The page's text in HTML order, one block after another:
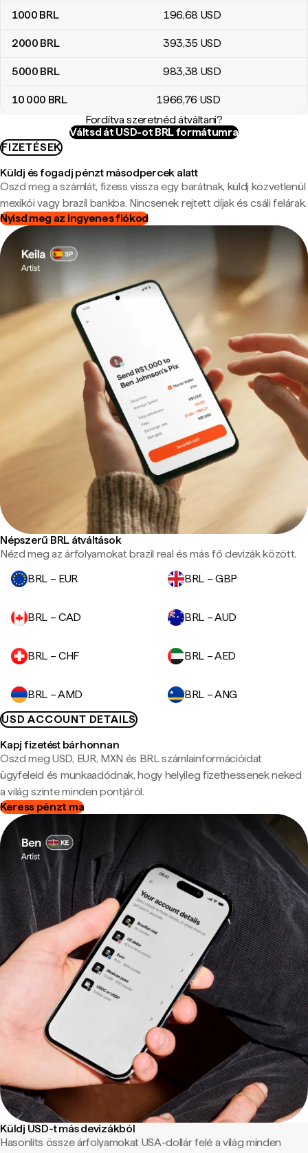
1000 BRL 196,68 USD
2000 BRL 393,35 USD
5000 BRL 983,38 USD
10 000 BRL 1966,76 USD
Fordítva szeretnéd átváltani?
Váltsd át USD-ot BRL formátumra
FIZETÉSEK
Küldj és fogadj pénzt másodpercek alatt
Oszd meg a számlát, fizess vissza egy barátnak, küldj közvetlenül
mexikói vagy brazil bankba. Nincsenek rejtett díjak és csáli felárak.
Nyisd meg az ingyenes fiókod
Népszerű BRL átváltások
Nézd meg az árfolyamokat brazil real és más fő devizák között.
BRL – EUR
BRL – GBP
BRL – CAD BRL – AUD
BRL – CHF BRL – AED
BRL – AMD
BRL – ANG
USD ACCOUNT DETAILS
Kapj fizetést bárhonnan
Oszd meg USD, EUR, MXN és BRL számlainformációidat
ügyfeleid és munkaadódnak, hogy helyileg fizethessenek neked
a világ szinte minden pontjáról.
Keress pénzt ma
Küldj USD-t más devizákból
Hasonlíts össze árfolyamokat USA-dollár felé a világ minden